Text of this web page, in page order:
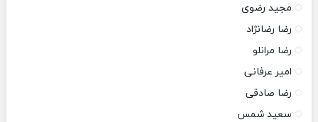
مجید رضوی
رضا رضانژاد
رضا مرانلو
امیر عرفانی
رضا صادقی
سعید شمس